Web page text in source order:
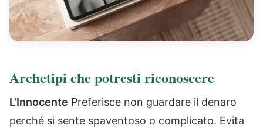
Archetipi che potresti riconoscere
L'Innocente Preferisce non guardare il denaro
perché si sente spaventoso o complicato. Evita